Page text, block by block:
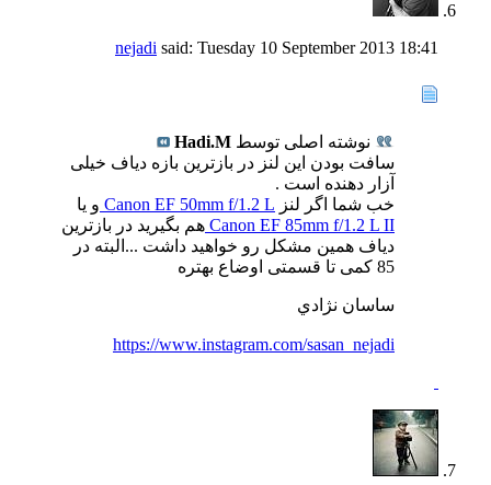
nejadi said: Tuesday 10 September 2013 18:41
نوشته اصلی توسط Hadi.M
سافت بودن این لنز در بازترین بازه دیاف خیلی
آزار دهنده است .
خب شما اگر لنز Canon EF 50mm f/1.2 L و یا
Canon EF 85mm f/1.2 L II هم بگیرید در بازترین
دیاف همین مشکل رو خواهید داشت ...البته در
85 کمی تا قسمتی اوضاع بهتره
ساسان نژادي
https://www.instagram.com/sasan_nejadi